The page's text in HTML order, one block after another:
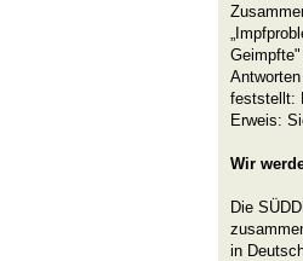
feststellt:
Erweis:
Wir
Die
in